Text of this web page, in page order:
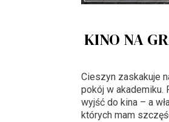
KINO NA
Cieszyn zaskakuje
pokój w akademiku.
wyjść do kina – a
których mam